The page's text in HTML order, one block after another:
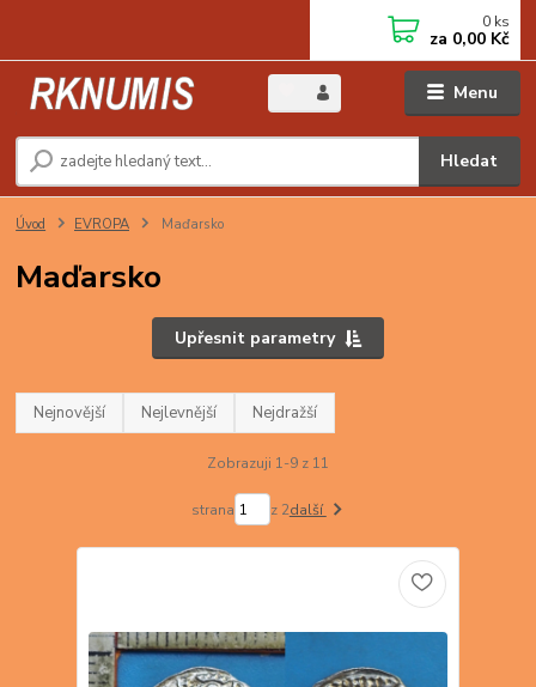
Menu
Hledat
0 ks
za 0,00 Kč
Úvod EVROPA Maďarsko
Maďarsko
Upřesnit parametry
Nejnovější Nejlevnější Nejdražší
Zobrazuji 1-9 z 11
strana z 2další